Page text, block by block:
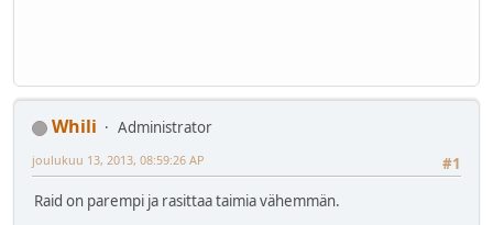
Whili
Administrator
#1
joulukuu 13, 2013, 08:59:26 AP
Raid on parempi ja rasittaa taimia vähemmän.